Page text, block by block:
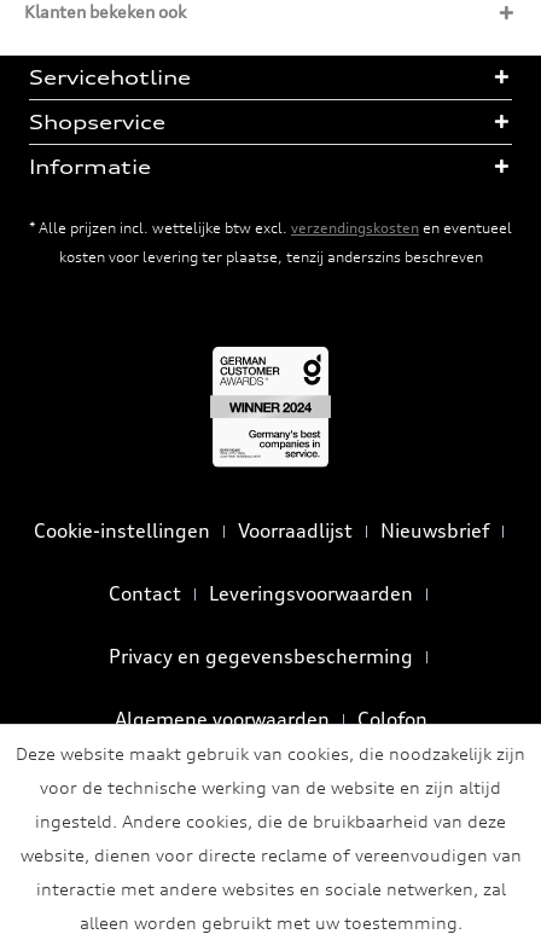
Klanten bekeken ook
Servicehotline
Shopservice
Informatie
* Alle prijzen incl. wettelijke btw excl. verzendingskosten en eventueel
kosten voor levering ter plaatse, tenzij anderszins beschreven
Cookie-instellingen Voorraadlijst Nieuwsbrief
Contact Leveringsvoorwaarden
Privacy en gegevensbescherming
Algemene voorwaarden Colofon
Deze website maakt gebruik van cookies, die noodzakelijk zijn
voor de technische werking van de website en zijn altijd
ingesteld. Andere cookies, die de bruikbaarheid van deze
website, dienen voor directe reclame of vereenvoudigen van
interactie met andere websites en sociale netwerken, zal
alleen worden gebruikt met uw toestemming.